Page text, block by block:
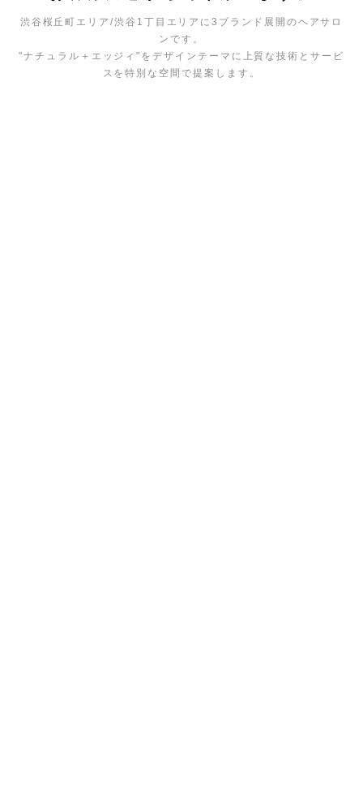
渋谷桜丘町エリア/渋谷1丁目エリアに3ブランド展開のヘアサロ
ンです。
"ナチュラル＋エッジィ"をデザインテーマに上質な技術とサービ
スを特別な空間で提案します。